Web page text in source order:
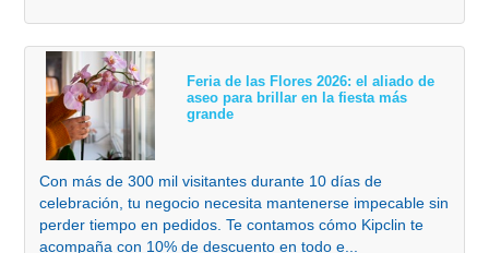
Feria de las Flores 2026: el aliado de
aseo para brillar en la fiesta más
grande
Con más de 300 mil visitantes durante 10 días de
celebración, tu negocio necesita mantenerse impecable sin
perder tiempo en pedidos. Te contamos cómo Kipclin te
acompaña con 10% de descuento en todo e...